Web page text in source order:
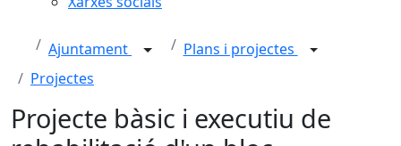
Ajuntament
Plans i projectes
Projectes
Projecte bàsic i executiu de